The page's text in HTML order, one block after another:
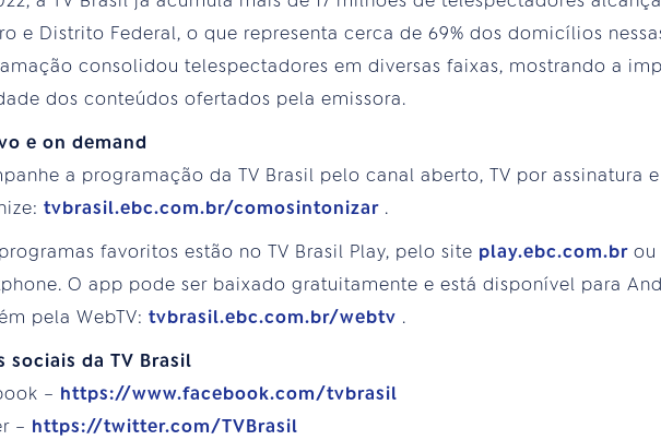
e Distrito Federal, o que representa cerca de 69% dos domicílios
consolidou telespectadores em diversas faixas, mostrando a
dos conteúdos ofertados pela emissora.
e on demand
a programação da TV Brasil pelo canal aberto, TV por assinatura
tvbrasil.ebc.com.br/comosintonizar .
favoritos estão no TV Brasil Play, pelo site play.ebc.com.br
O app pode ser baixado gratuitamente e está disponível para
pela WebTV: tvbrasil.ebc.com.br/webtv .
sociais da TV Brasil
– https://www.facebook.com/tvbrasil
– https://twitter.com/TVBrasil